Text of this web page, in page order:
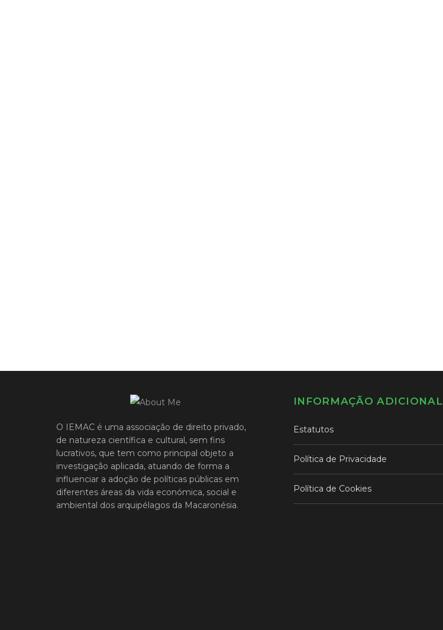
O IEMAC é uma associação de direito privado,
de natureza científica e cultural, sem fins
lucrativos, que tem como principal objeto a
investigação aplicada, atuando de forma a
influenciar a adoção de políticas públicas em
diferentes áreas da vida económica, social e
ambiental dos arquipélagos da Macaronésia.
INFORMAÇÃO ADICIONAL
Estatutos
Política de Privacidade
Política de Cookies